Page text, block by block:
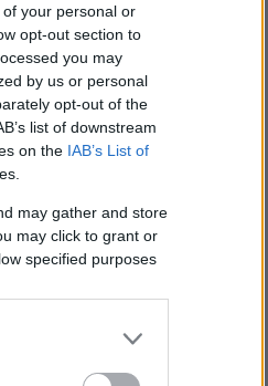
your personal or
opt-out section to
you may
by us or personal
opt-out of the
list of downstream
on the IAB’s List of
may gather and store
may click to grant or
specified purposes